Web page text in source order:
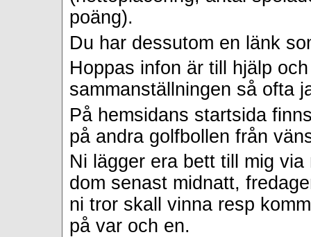
poäng).
Du har dessutom en länk
Hoppas infon är till hjälp
sammanställningen så ofta
På hemsidans startsida
på andra golfbollen från
Ni lägger era bett till mig
dom senast midnatt,
ni tror skall vinna resp
på var och en.